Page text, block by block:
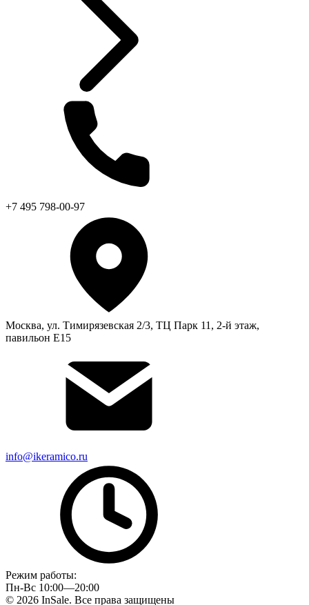
+7 495 798-00-97
Москва, ул. Тимирязевская 2/3, ТЦ Парк 11, 2-й этаж,
павильон Е15
info@ikeramico.ru
Режим работы:
Пн-Вс 10:00—20:00
© 2026 InSale. Все права защищены